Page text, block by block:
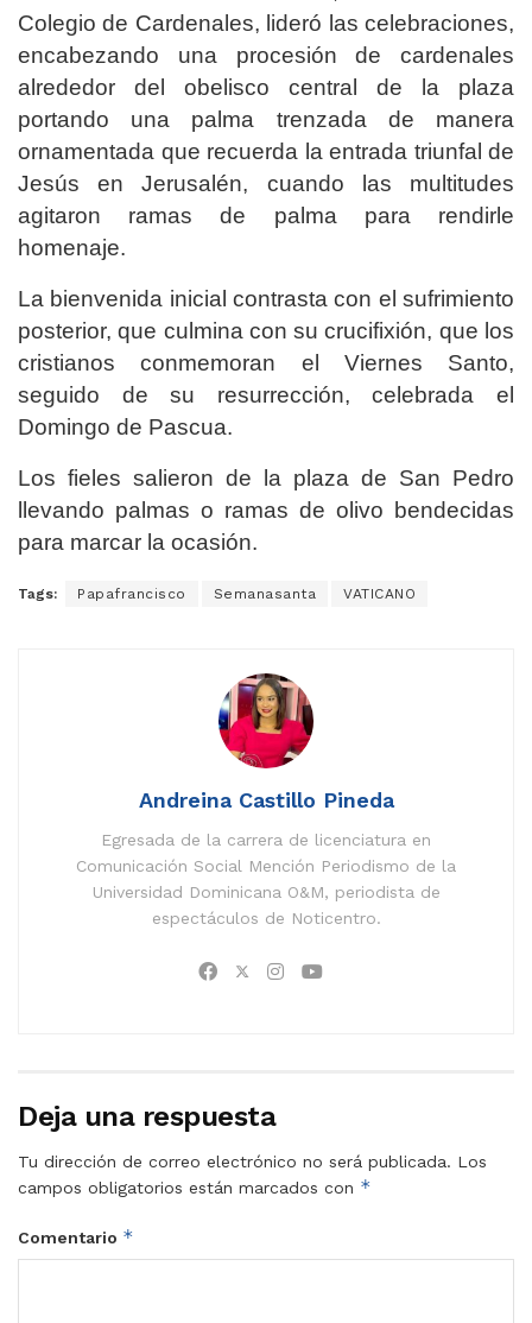
Colegio de Cardenales, lideró las celebraciones,
encabezando una procesión de cardenales
alrededor del obelisco central de la plaza
portando una palma trenzada de manera
ornamentada que recuerda la entrada triunfal de
Jesús en Jerusalén, cuando las multitudes
agitaron ramas de palma para rendirle
homenaje.
La bienvenida inicial contrasta con el sufrimiento
posterior, que culmina con su crucifixión, que los
cristianos conmemoran el Viernes Santo,
seguido de su resurrección, celebrada el
Domingo de Pascua.
Los fieles salieron de la plaza de San Pedro
llevando palmas o ramas de olivo bendecidas
para marcar la ocasión.
Tags: Papafrancisco Semanasanta VATICANO
Andreina Castillo Pineda
Egresada de la carrera de licenciatura en
Comunicación Social Mención Periodismo de la
Universidad Dominicana O&M, periodista de
espectáculos de Noticentro.
Deja una respuesta
Tu dirección de correo electrónico no será publicada. Los
campos obligatorios están marcados con *
Comentario *